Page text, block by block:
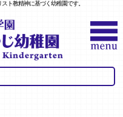
ト教精神に基づく幼稚園です。